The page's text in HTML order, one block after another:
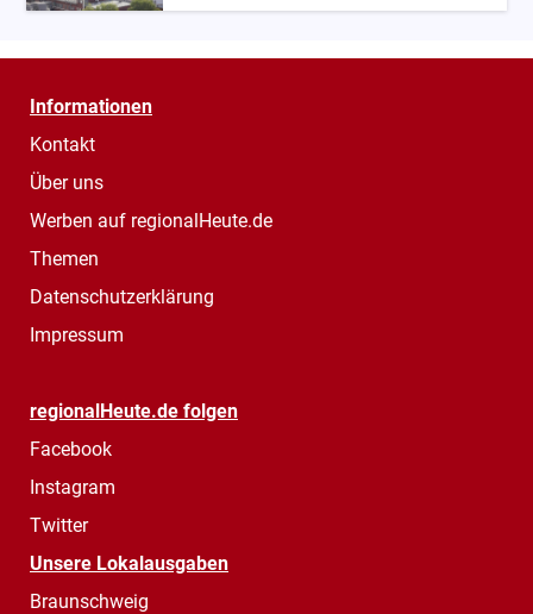
Informationen
Kontakt
Über uns
Werben auf regionalHeute.de
Themen
Datenschutzerklärung
Impressum
regionalHeute.de folgen
Facebook
Instagram
Twitter
Unsere Lokalausgaben
Braunschweig